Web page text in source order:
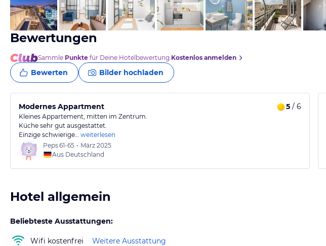
von Booking.com von Booking.com
Bewertungen
Sammle Punkte für Deine Hotelbewertung.Kostenlos anmelden
Bewerten Bilder hochladen
Modernes Appartment 5 / 6
Kleines Appartement, mitten im Zentrum.
Küche sehr gut ausgestattet.
Einzige schwierige… weiterlesen
Peps61-65 • März 2025
Aus Deutschland
Hotel allgemein
Beliebteste Ausstattungen:
Wifi kostenfrei Weitere Ausstattung